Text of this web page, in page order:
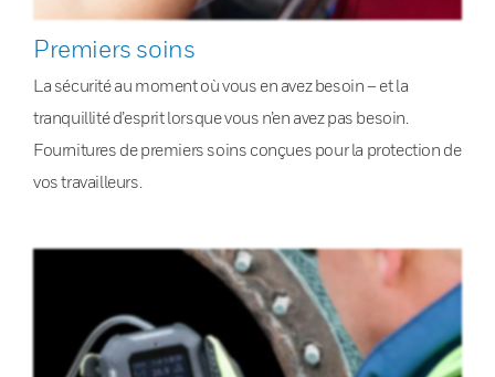
Premiers soins
La sécurité au moment où vous en avez besoin – et la
tranquillité d’esprit lorsque vous n’en avez pas besoin.
Fournitures de premiers soins conçues pour la protection de
vos travailleurs.